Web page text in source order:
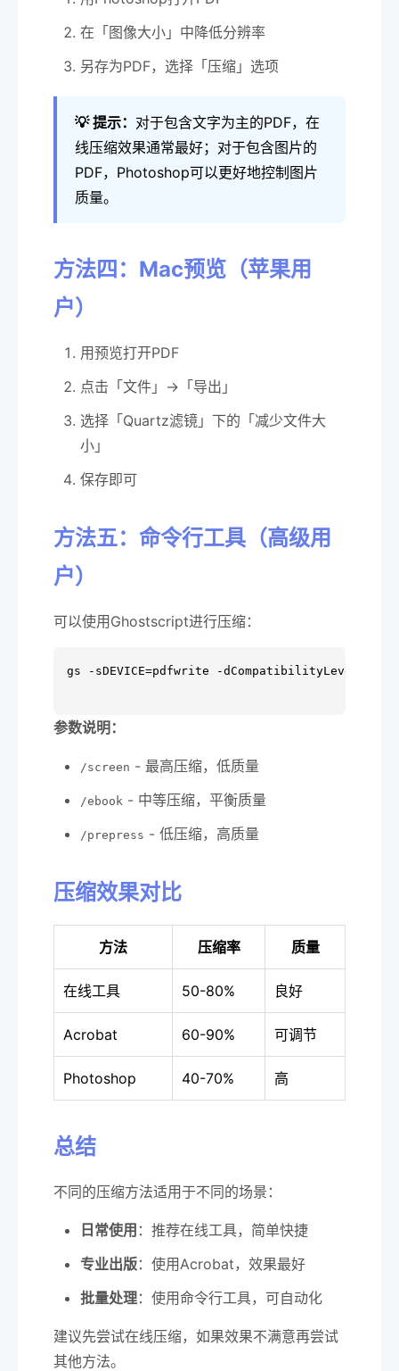
在「图像大小」中降低分辨率
另存为PDF，选择「压缩」选项
💡 提示： 对于包含文字为主的PDF，在
线压缩效果通常最好；对于包含图片的
PDF，Photoshop可以更好地控制图片
质量。
方法四：Mac预览（苹果用
户）
用预览打开PDF
点击「文件」→「导出」
选择「Quartz滤镜」下的「减少文件大
小」
保存即可
方法五：命令行工具（高级用
户）
可以使用Ghostscript进行压缩：
gs -sDEVICE=pdfwrite -dCompatibilityLevel=1.4
参数说明：
/screen - 最高压缩，低质量
/ebook - 中等压缩，平衡质量
/prepress - 低压缩，高质量
压缩效果对比
方法 压缩率 质量
在线工具 50-80% 良好
Acrobat 60-90% 可调节
Photoshop 40-70% 高
总结
不同的压缩方法适用于不同的场景：
日常使用 ：推荐在线工具，简单快捷
专业出版：使用Acrobat，效果最好
批量处理：使用命令行工具，可自动化
建议先尝试在线压缩，如果效果不满意再尝试
其他方法。